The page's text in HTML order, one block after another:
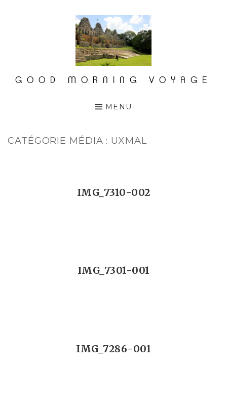
GOOD MORNING VOYAGE
MENU
CATÉGORIE MÉDIA : UXMAL
IMG_7310-002
IMG_7301-001
IMG_7286-001